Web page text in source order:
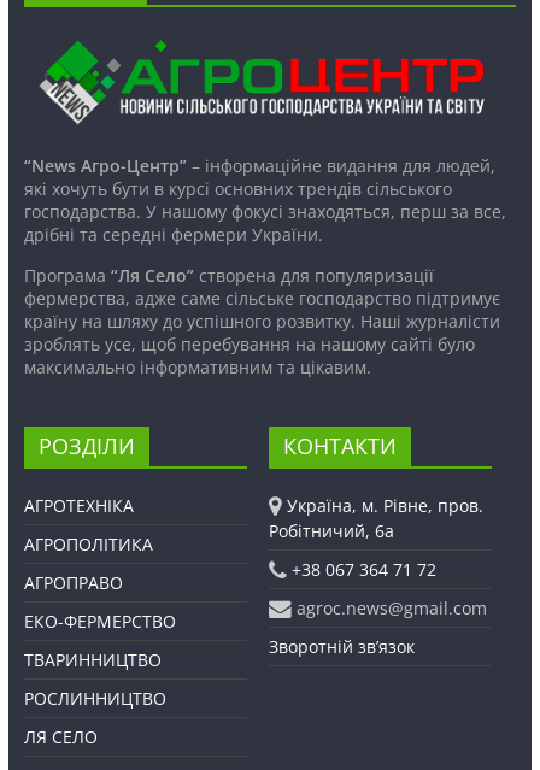
“News Агро-Центр”– інформаційне видання для людей,
які хочуть бути в курсі основних трендів сільського
господарства. У нашому фокусі знаходяться, перш за все,
дрібні та середні фермери України.
Програма “Ля Село”створена для популяризації
фермерства, адже саме сільське господарство підтримує
країну на шляху до успішного розвитку. Наші журналісти
зроблять усе, щоб перебування на нашому сайті було
максимально інформативним та цікавим.
РОЗДІЛИ
АГРОТЕХНІКА
АГРОПОЛІТИКА
АГРОПРАВО
ЕКО-ФЕРМЕРСТВО
ТВАРИННИЦТВО
РОСЛИННИЦТВО
ЛЯ СЕЛО
КОНТАКТИ
Україна, м. Рівне, пров.
Робітничий, 6а
+38 067 364 71 72
agroc.news@gmail.com
Зворотній зв’язок